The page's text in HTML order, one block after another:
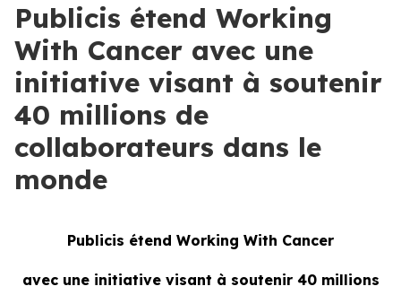
Publicis étend Working
With Cancer avec une
initiative visant à soutenir
40 millions de
collaborateurs dans le
monde
Publicis étend Working With Cancer
avec une initiative visant à soutenir 40 millions